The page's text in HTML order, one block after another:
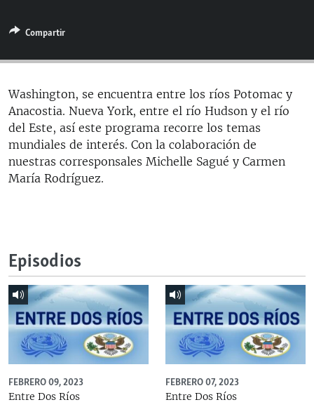
ESPECIALES
ESPECIALES
LA REALIDAD DE LA VIVIENDA EN CUBA
SER VIEJO EN CUBA
KENTU-CUBANO
LOS SANTOS DE HIALEAH
DESINFORMACIÓN RUSA EN AMÉRICA LATINA
MULTIMEDIA
EDITORIALES
SÍGUENOS
Compartir
Washington, se encuentra entre los ríos Potomac y
Anacostia. Nueva York, entre el río Hudson y el río
del Este, así este programa recorre los temas
mundiales de interés. Con la colaboración de
nuestras corresponsales Michelle Sagué y Carmen
María Rodríguez.
Episodios
FEBRERO 09, 2023
Entre Dos Ríos
FEBRERO 07, 2023
Entre Dos Ríos